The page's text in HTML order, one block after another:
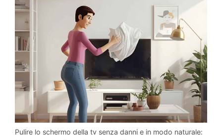
Pulire lo schermo della tv senza danni e in modo naturale: